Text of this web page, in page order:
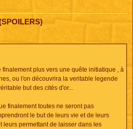
plus vers une quête initiatique , à
ou l'on découvrira la veritable legende
but des cités d'or...
finalement toutes ne seront pas
le but de leurs vie et de leurs
leurs permettant de laisser dans les